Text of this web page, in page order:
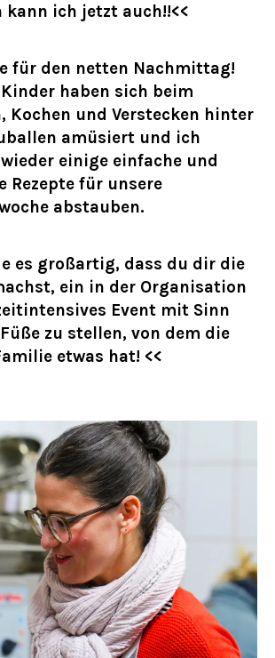
kann ich jetzt auch!!<<
für den netten Nachmittag!
haben sich beim
Kochen und Verstecken hinter
amüsiert und ich
einige einfache und
Rezepte für unsere
abstauben.
es großartig, dass du dir die
ein in der Organisation
Event mit Sinn
zu stellen, von dem die
etwas hat! <<